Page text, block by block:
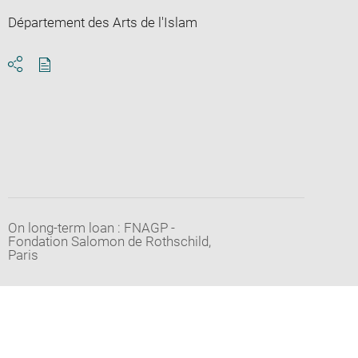
Département des Arts de l'Islam
On long-term loan : FNAGP -
Fondation Salomon de Rothschild,
Paris